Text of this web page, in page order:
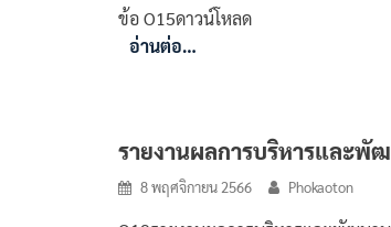
ข้อ O15ดาวน์โหลด
อ่านต่อ…
รายงานผลการบริหารและ
8 พฤศจิกายน 2566 Phokaoton